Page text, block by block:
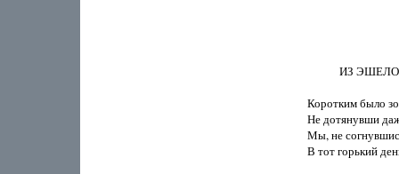
ИЗ
Коротким было
Не дотянувши
Мы, не
В тот горький